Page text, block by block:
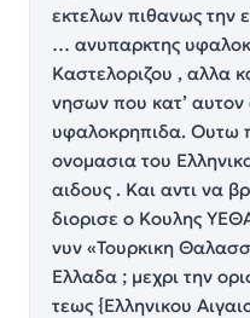
εκτελων πιθανως την
… ανυπαρκτης
Καστελοριζου , αλλα
νησων που κατ’ αυτον
υφαλοκρηπιδα. Ουτω
ονομασια του
αιδους . Και αντι να
διορισε ο Κουλης
νυν «Τουρκικη
Ελλαδα ; μεχρι την
τεως {Ελληνικου